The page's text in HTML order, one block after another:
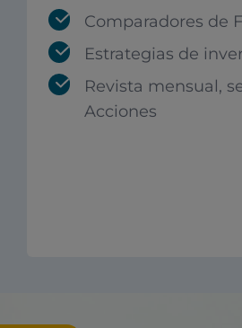
Comparadores de
Estrategias de
Revista mensual,
Acciones